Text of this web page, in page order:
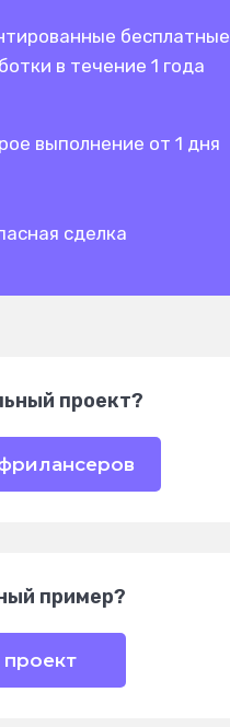
бесплатные
в течение 1 года
выполнение от 1 дня
сделка
проект?
пример?